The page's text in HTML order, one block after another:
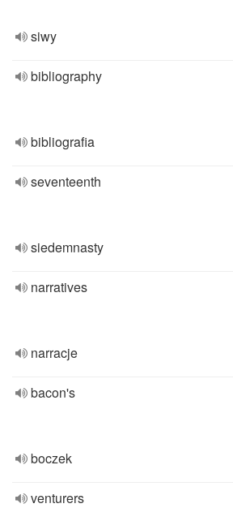
siwy
bibliography
bibliografia
seventeenth
siedemnasty
narratives
narracje
bacon's
boczek
venturers